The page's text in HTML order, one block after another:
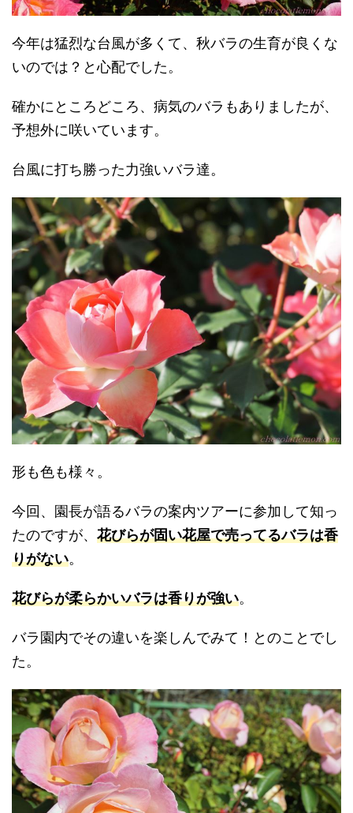
今年は猛烈な台風が多くて、秋バラの生育が良くな
いのでは？と心配でした。
確かにところどころ、病気のバラもありましたが、
予想外に咲いています。
台風に打ち勝った力強いバラ達。
形も色も様々。
今回、園長が語るバラの案内ツアーに参加して知っ
たのですが、 花びらが固い花屋で売ってるバラは香
りがない。
花びらが柔らかいバラは香りが強い。
バラ園内でその違いを楽しんでみて！とのことでし
た。